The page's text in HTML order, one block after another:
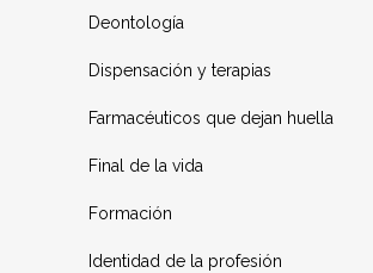
Deontología
Dispensación y terapias
Farmacéuticos que dejan huella
Final de la vida
Formación
Identidad de la profesión